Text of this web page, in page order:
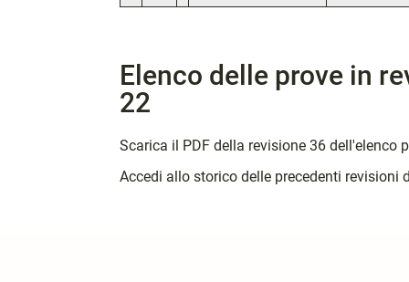
Elenco delle prove in
22
Scarica il PDF della revisione 36 dell'elenco
Accedi allo storico delle precedenti revisioni